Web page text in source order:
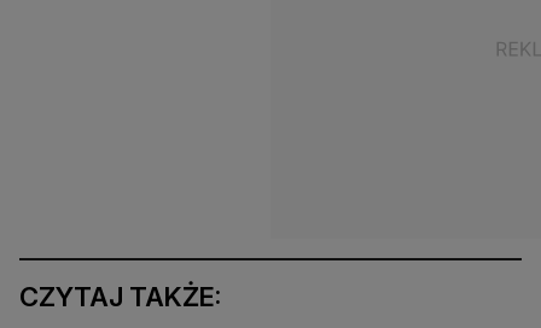
CZYTAJ TAKŻE: